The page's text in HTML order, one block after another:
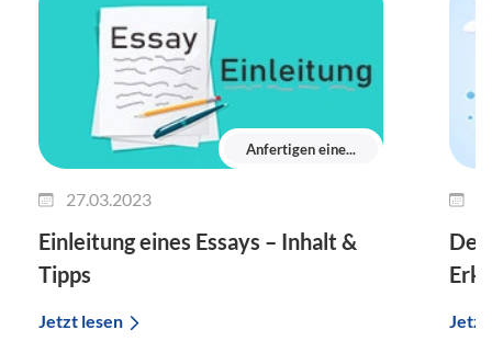
Anfertigen eine...
27.03.2023
Einleitung eines Essays – Inhalt &
Tipps
Jetzt lesen
Der
Jetzt